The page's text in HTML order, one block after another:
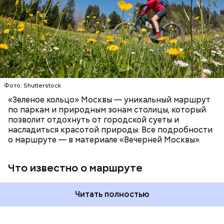
Фото: Shutterstock
«Зеленое кольцо» Москвы — уникальный маршрут
по паркам и природным зонам столицы, который
позволит отдохнуть от городской суеты и
насладиться красотой природы. Все подробности
о маршруте — в материале «Вечерней Москвы».
Что известно о маршруте
километров:
Читать полностью
СПОРТ ОТДЫХ
ВЕЛОСИПЕДЫ
САМОКАТЫ
МОСКВА
Патриаршие пруды